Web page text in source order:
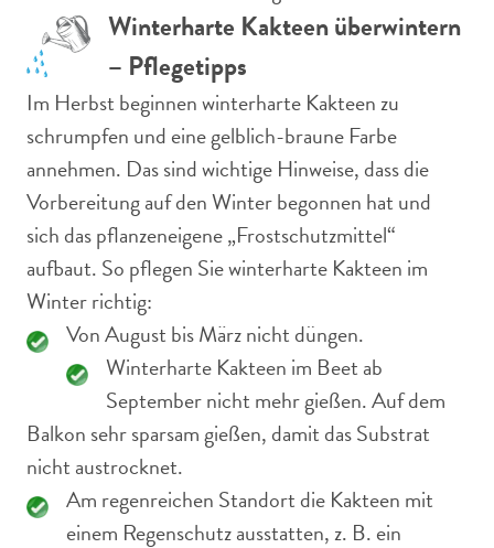
Winterharte Kakteen überwintern
– Pflegetipps
Im Herbst beginnen winterharte Kakteen zu
schrumpfen und eine gelblich-braune Farbe
annehmen. Das sind wichtige Hinweise, dass die
Vorbereitung auf den Winter begonnen hat und
sich das pflanzeneigene „Frostschutzmittel“
aufbaut. So pflegen Sie winterharte Kakteen im
Winter richtig:
Von August bis März nicht düngen.
Winterharte Kakteen im Beet ab
September nicht mehr gießen. Auf dem
Balkon sehr sparsam gießen, damit das Substrat
nicht austrocknet.
Am regenreichen Standort die Kakteen mit
einem Regenschutz ausstatten, z. B. ein